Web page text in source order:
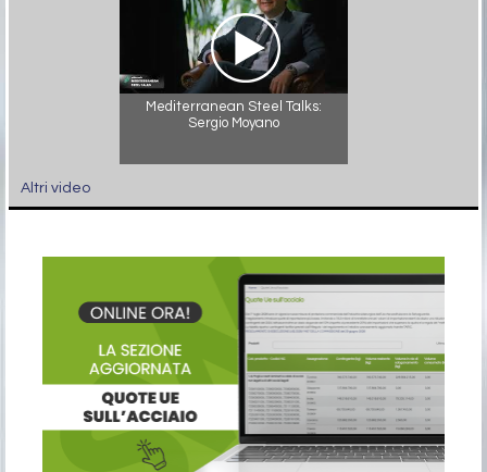
Mediterranean Steel Talks:
Sergio Moyano
Altri video